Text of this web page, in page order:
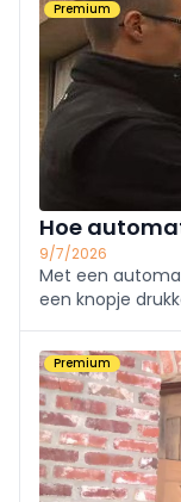
Premium
Hoe
9/7/2026
Met een
een knopje
stappenplan
Premium